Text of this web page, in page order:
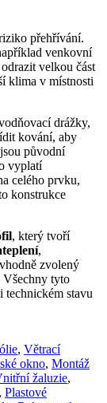
přehřívání.
venkovní
velkou část
klima v místnosti
drážky,
kování, aby
původní
vyplatí
celého prvku,
konstrukce
, který tvoří
,
zvolený
Všechny tyto
technickém stavu
, Větrací
okno, Montáž
žaluzie,
Plastové